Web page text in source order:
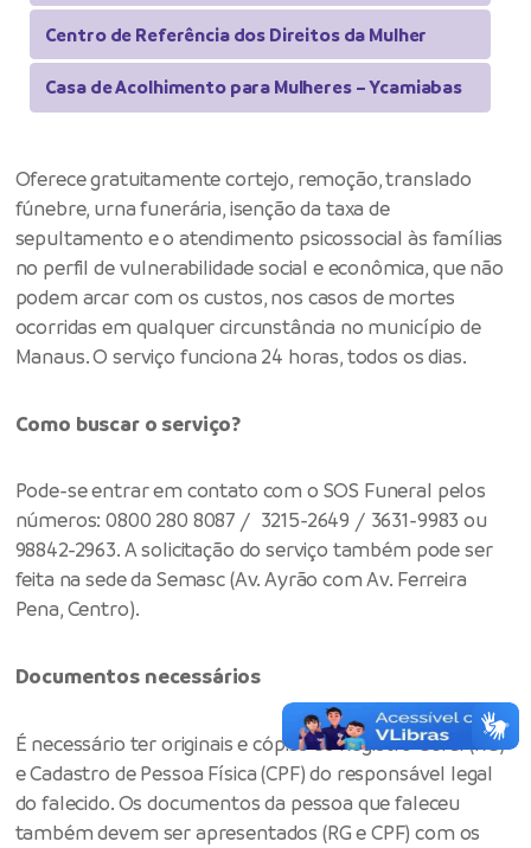
Centro de Referência dos Direitos da Mulher
Casa de Acolhimento para Mulheres – Ycamiabas
Oferece gratuitamente cortejo, remoção, translado
fúnebre, urna funerária, isenção da taxa de
sepultamento e o atendimento psicossocial às famílias
no perfil de vulnerabilidade social e econômica, que não
podem arcar com os custos, nos casos de mortes
ocorridas em qualquer circunstância no município de
Manaus. O serviço funciona 24 horas, todos os dias.
Como buscar o serviço?
Pode-se entrar em contato com o SOS Funeral pelos
números: 0800 280 8087 / 3215-2649 / 3631-9983 ou
98842-2963. A solicitação do serviço também pode ser
feita na sede da Semasc (Av. Ayrão com Av. Ferreira
Pena, Centro).
Documentos necessários
É necessário ter originais e cópias do Registro Geral (RG)
e Cadastro de Pessoa Física (CPF) do responsável legal
do falecido. Os documentos da pessoa que faleceu
também devem ser apresentados (RG e CPF) com os